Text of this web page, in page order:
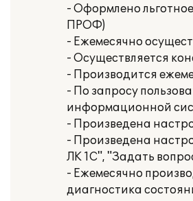
- Оформлено
ПРОФ)
- Ежемесячно
- Осуществляется
- Производится
- По запросу
информационной
- Произведена
- Произведена
ЛК 1С", "Задать
- Ежемесячно
диагностика